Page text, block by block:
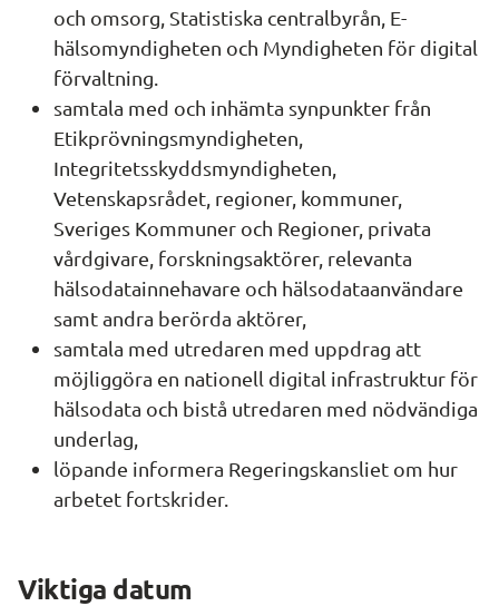
och omsorg, Statistiska centralbyrån, E-
hälsomyndigheten och Myndigheten för digital
förvaltning.
samtala med och inhämta synpunkter från
Etikprövningsmyndigheten,
Integritetsskyddsmyndigheten,
Vetenskapsrådet, regioner, kommuner,
Sveriges Kommuner och Regioner, privata
vårdgivare, forskningsaktörer, relevanta
hälsodatainnehavare och hälsodataanvändare
samt andra berörda aktörer,
samtala med utredaren med uppdrag att
möjliggöra en nationell digital infrastruktur för
hälsodata och bistå utredaren med nödvändiga
underlag,
löpande informera Regeringskansliet om hur
arbetet fortskrider.
Viktiga datum